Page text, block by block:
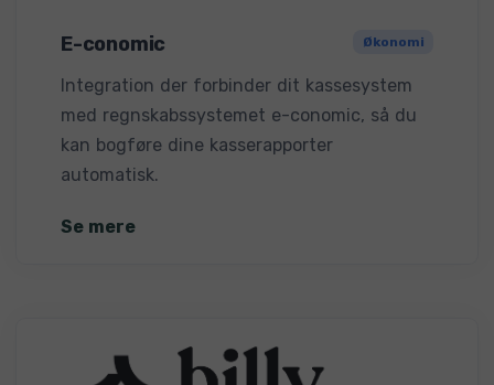
E-conomic Økonomi
Integration der forbinder dit kassesystem
med regnskabssystemet e-conomic, så du
kan bogføre dine kasserapporter
automatisk.
Se mere